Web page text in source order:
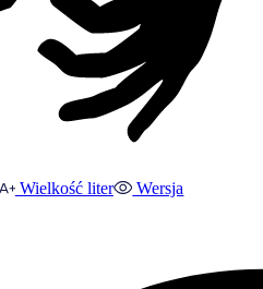
Wielkość liter
Wersja